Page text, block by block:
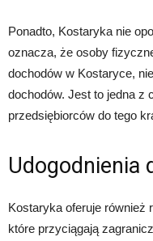
Ponadto, Kostaryka nie
oznacza, że osoby
dochodów w Kostaryce,
dochodów. Jest to jedna z
przedsiębiorców do tego
Udogodnienia
Kostaryka oferuje również
które przyciągają